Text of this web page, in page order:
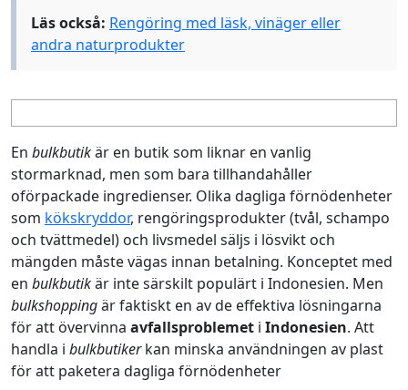
Läs också: Rengöring med läsk, vinäger eller
andra naturprodukter
En bulkbutikär en butik som liknar en vanlig
stormarknad, men som bara tillhandahåller
oförpackade ingredienser. Olika dagliga förnödenheter
som kökskryddor, rengöringsprodukter (tvål, schampo
och tvättmedel) och livsmedel säljs i lösvikt och
mängden måste vägas innan betalning. Konceptet med
en bulkbutikär inte särskilt populärt i Indonesien. Men
bulkshoppingär faktiskt en av de effektiva lösningarna
för att övervinna avfallsproblemet i Indonesien. Att
handla i bulkbutikerkan minska användningen av plast
för att paketera dagliga förnödenheter